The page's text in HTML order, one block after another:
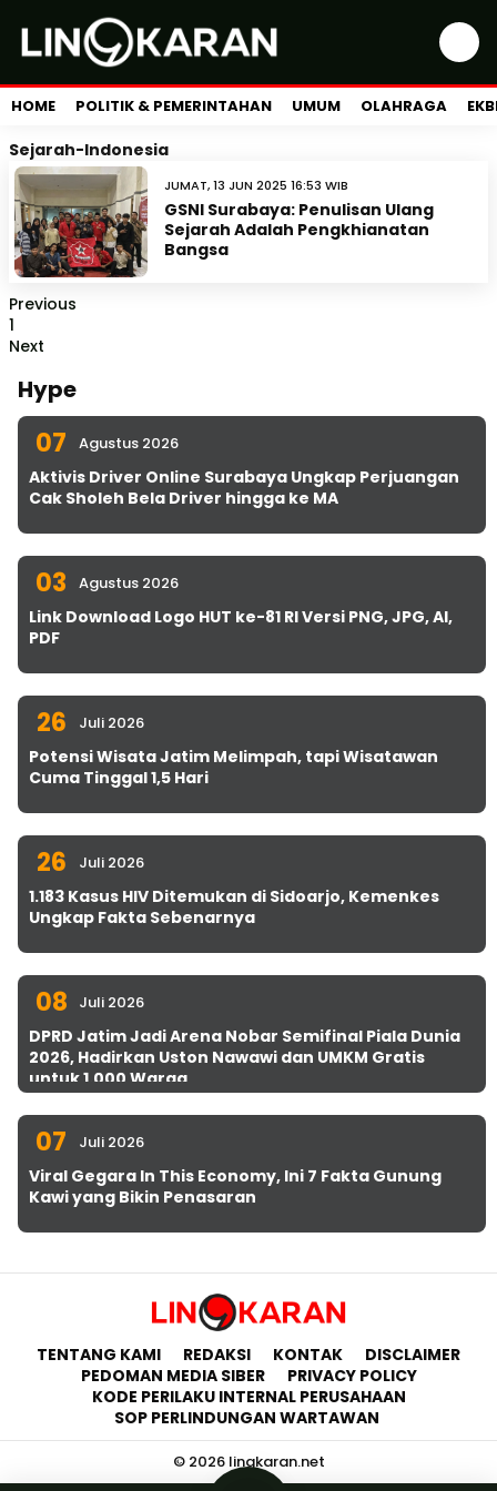
HOME POLITIK & PEMERINTAHAN UMUM OLAHRAGA
Sejarah-Indonesia
JUMAT, 13 JUN 2025 16:53 WIB
GSNI Surabaya: Penulisan Ulang
Sejarah Adalah Pengkhianatan
Bangsa
Previous
1
Next
Hype
07 Agustus 2026
Aktivis Driver Online Surabaya Ungkap Perjuangan
Cak Sholeh Bela Driver hingga ke MA
03 Agustus 2026
Link Download Logo HUT ke-81 RI Versi PNG, JPG, AI,
PDF
26 Juli 2026
Potensi Wisata Jatim Melimpah, tapi Wisatawan
Cuma Tinggal 1,5 Hari
26 Juli 2026
1.183 Kasus HIV Ditemukan di Sidoarjo, Kemenkes
Ungkap Fakta Sebenarnya
08 Juli 2026
DPRD Jatim Jadi Arena Nobar Semifinal Piala Dunia
2026, Hadirkan Uston Nawawi dan UMKM Gratis
untuk 1.000 Warga
07 Juli 2026
Viral Gegara In This Economy, Ini 7 Fakta Gunung
Kawi yang Bikin Penasaran
TENTANG KAMI REDAKSI KONTAK
DISCLAIMER
PEDOMAN MEDIA SIBER
PRIVACY POLICY
KODE PERILAKU INTERNAL PERUSAHAAN
SOP PERLINDUNGAN WARTAWAN
© 2026 lingkaran.net